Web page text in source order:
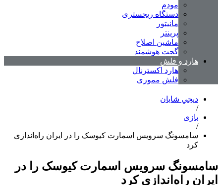
مودم
دستگاه ریجستری
مانیتور
پرینتر
ماشین اصلاح
گجت هوشمند
هارد و فلش
هارد اکسترنال
فلش مموری
ديجي شايان
/
بازی
/
سامسونگ سرویس اسمارت کیوسک را در ایران راه‌اندازی
کرد
سامسونگ سرویس اسمارت کیوسک را در
ایران راه‌اندازی کرد